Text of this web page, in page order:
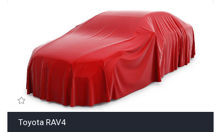
Toyota RAV4